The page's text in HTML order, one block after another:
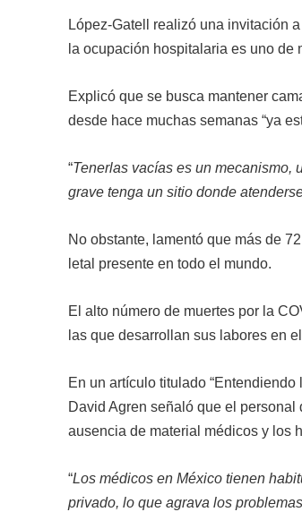
López-Gatell realizó una invitación
la ocupación hospitalaria es uno de
Explicó que se busca mantener
desde hace muchas semanas “ya
“Tenerlas vacías es un mecanismo,
grave tenga un sitio donde
No obstante, lamentó que más de
letal presente en todo el mundo.
El alto número de muertes por la
las que desarrollan sus labores en
En un artículo titulado
David Agren señaló que el
ausencia de material médicos y los
“Los médicos en México tienen
privado, lo que agrava los